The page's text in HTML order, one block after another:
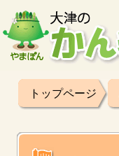
トップページ